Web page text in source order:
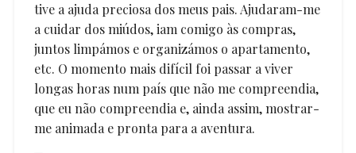
tive a ajuda preciosa dos meus pais. Ajudaram-me
a cuidar dos miúdos, iam comigo às compras,
juntos limpámos e organizámos o apartamento,
etc. O momento mais difícil foi passar a viver
longas horas num país que não me compreendia,
que eu não compreendia e, ainda assim, mostrar-
me animada e pronta para a aventura.